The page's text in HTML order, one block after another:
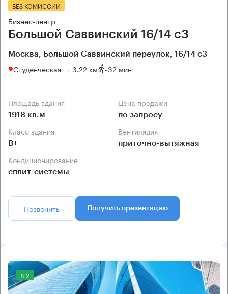
БЕЗ КОМИССИИ
Бизнес-центр
Большой Саввинский 16/14 с3
Москва, Большой Саввинский переулок, 16/14 с3
Студенческая → 3.22 км ~32 мин
Площадь здания
1918 кв.м
Цена продажи
по запросу
Класс здания
B+
Вентиляция
приточно-вытяжная
Кондиционирование
сплит-системы
Позвонить Получить презентацию
8.2